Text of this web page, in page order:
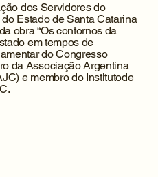
dos Servidores do
Estado de Santa Catarina
da obra “Os contornos da
em tempos de
do Congresso
da Associação Argentina
e membro do Institutode